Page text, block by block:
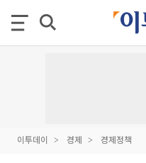
이투데이 경제 경제정책